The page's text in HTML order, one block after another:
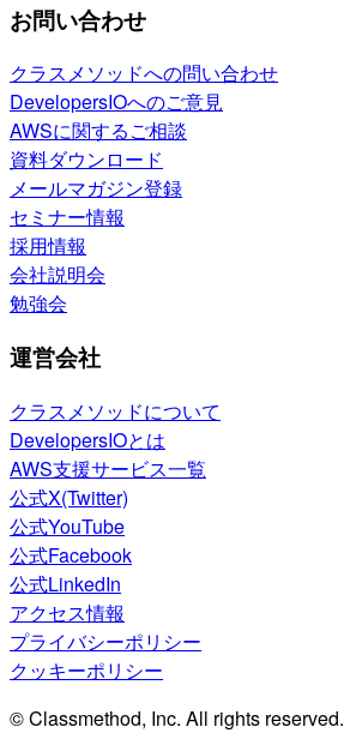
お問い合わせ
クラスメソッドへの問い合わせ
DevelopersIOへのご意見
AWSに関するご相談
資料ダウンロード
メールマガジン登録
セミナー情報
採用情報
会社説明会
勉強会
運営会社
クラスメソッドについて
DevelopersIOとは
AWS支援サービス一覧
公式X(Twitter)
公式YouTube
公式Facebook
公式LinkedIn
アクセス情報
プライバシーポリシー
クッキーポリシー
© Classmethod, Inc. All rights reserved.